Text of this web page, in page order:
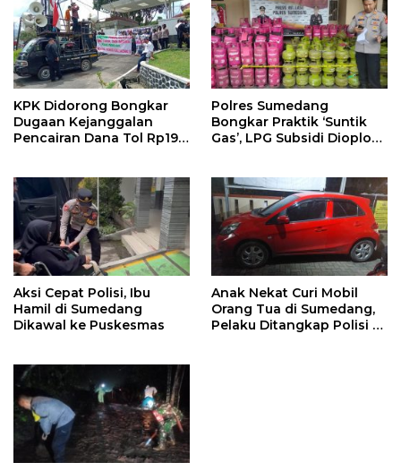
KPK Didorong Bongkar
Dugaan Kejanggalan
Pencairan Dana Tol Rp190
Polres Sumedang
Bongkar Praktik ‘Suntik
Gas’, LPG Subsidi Dioplos
Aksi Cepat Polisi, Ibu
Hamil di Sumedang
Dikawal ke Puskesmas
Anak Nekat Curi Mobil
Orang Tua di Sumedang,
Pelaku Ditangkap Polisi di